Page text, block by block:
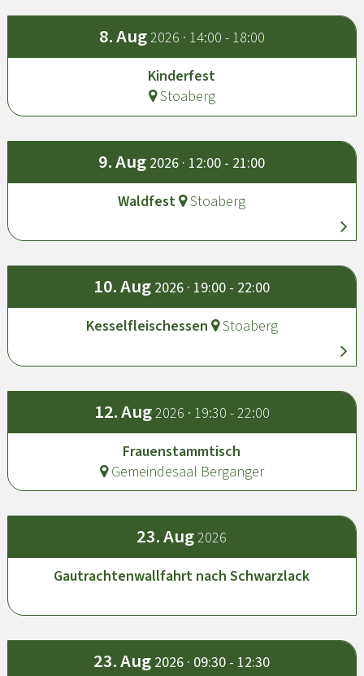
8.Aug2026 · 14:00 - 18:00
Kinderfest
Stoaberg
9.Aug 2026 · 12:00 - 21:00
Waldfest Stoaberg
10.Aug 2026 · 19:00 - 22:00
Kesselfleischessen Stoaberg
12.Aug2026 · 19:30 - 22:00
Frauenstammtisch
Gemeindesaal Berganger
23.Aug2026
Gautrachtenwallfahrt nach Schwarzlack
23.Aug 2026 · 09:30 - 12:30